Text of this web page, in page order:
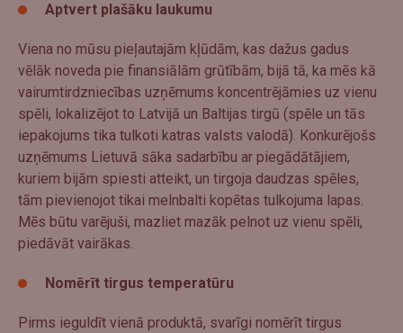
Aptvert plašāku laukumu
Viena no mūsu pieļautajām kļūdām, kas dažus gadus
vēlāk noveda pie finansiālām grūtībām, bijā tā, ka mēs kā
vairumtirdzniecības uzņēmums koncentrējāmies uz vienu
spēli, lokalizējot to Latvijā un Baltijas tirgū (spēle un tās
iepakojums tika tulkoti katras valsts valodā). Konkurējošs
uzņēmums Lietuvā sāka sadarbību ar piegādātājiem,
kuriem bijām spiesti atteikt, un tirgoja daudzas spēles,
tām pievienojot tikai melnbalti kopētas tulkojuma lapas.
Mēs būtu varējuši, mazliet mazāk pelnot uz vienu spēli,
piedāvāt vairākas.
Nomērīt tirgus temperatūru
Pirms ieguldīt vienā produktā, svarīgi nomērīt tirgus